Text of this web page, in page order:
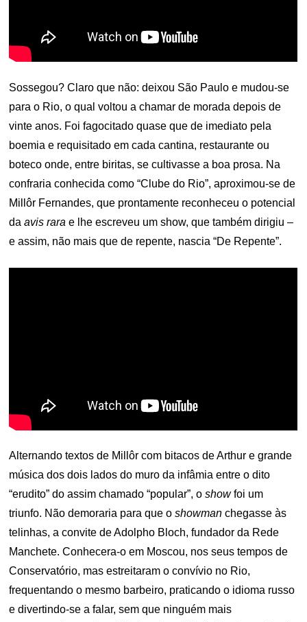
Sossegou? Claro que não: deixou São Paulo e mudou-se
para o Rio, o qual voltou a chamar de morada depois de
vinte anos. Foi fagocitado quase que de imediato pela
boemia e requisitado em cada cantina, restaurante ou
boteco onde, entre biritas, se cultivasse a boa prosa. Na
confraria conhecida como “Clube do Rio”, aproximou-se de
Millôr Fernandes, que prontamente reconheceu o potencial
daavis rara e lhe escreveu um show, que também dirigiu –
e assim, não mais que de repente, nascia “De Repente”.
Alternando textos de Millôr com bitacos de Arthur e grande
música dos dois lados do muro da infâmia entre o dito
“erudito” do assim chamado “popular”, oshowfoi um
triunfo. Não demoraria para que oshowmanchegasse às
telinhas, a convite de Adolpho Bloch, fundador da Rede
Manchete. Conhecera-o em Moscou, nos seus tempos de
Conservatório, mas estreitaram o convívio no Rio,
frequentando o mesmo barbeiro, praticando o idioma russo
e divertindo-se a falar, sem que ninguém mais